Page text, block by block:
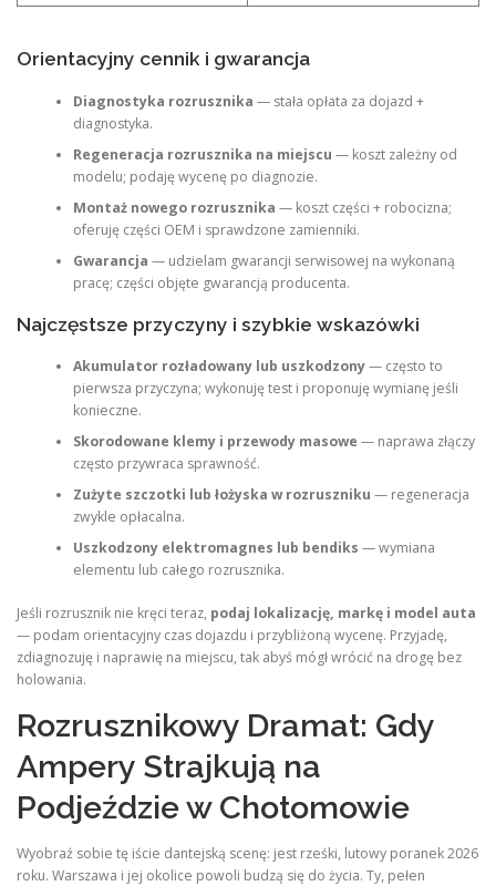
Orientacyjny cennik i gwarancja
Diagnostyka rozrusznika — stała opłata za dojazd +
diagnostyka.
Regeneracja rozrusznika na miejscu — koszt zależny od
modelu; podaję wycenę po diagnozie.
Montaż nowego rozrusznika — koszt części + robocizna;
oferuję części OEM i sprawdzone zamienniki.
Gwarancja — udzielam gwarancji serwisowej na wykonaną
pracę; części objęte gwarancją producenta.
Najczęstsze przyczyny i szybkie wskazówki
Akumulator rozładowany lub uszkodzony— często to
pierwsza przyczyna; wykonuję test i proponuję wymianę jeśli
konieczne.
Skorodowane klemy i przewody masowe — naprawa złączy
często przywraca sprawność.
Zużyte szczotki lub łożyska w rozruszniku — regeneracja
zwykle opłacalna.
Uszkodzony elektromagnes lub bendiks — wymiana
elementu lub całego rozrusznika.
Jeśli rozrusznik nie kręci teraz, podaj lokalizację, markę i model auta
— podam orientacyjny czas dojazdu i przybliżoną wycenę. Przyjadę,
zdiagnozuję i naprawię na miejscu, tak abyś mógł wrócić na drogę bez
holowania.
Rozrusznikowy Dramat: Gdy
Ampery Strajkują na
Podjeździe w Chotomowie
Wyobraź sobie tę iście dantejską scenę: jest rześki, lutowy poranek 2026
roku. Warszawa i jej okolice powoli budzą się do życia. Ty, pełen